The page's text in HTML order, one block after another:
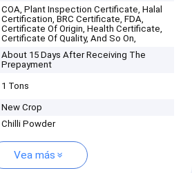
COA, Plant Inspection Certificate, Halal
Certification, BRC Certificate, FDA,
Certificate Of Origin, Health Certificate,
Certificate Of Quality, And So On,
About 15 Days After Receiving The
Prepayment
1 Tons
New Crop
Chilli Powder
Vea más